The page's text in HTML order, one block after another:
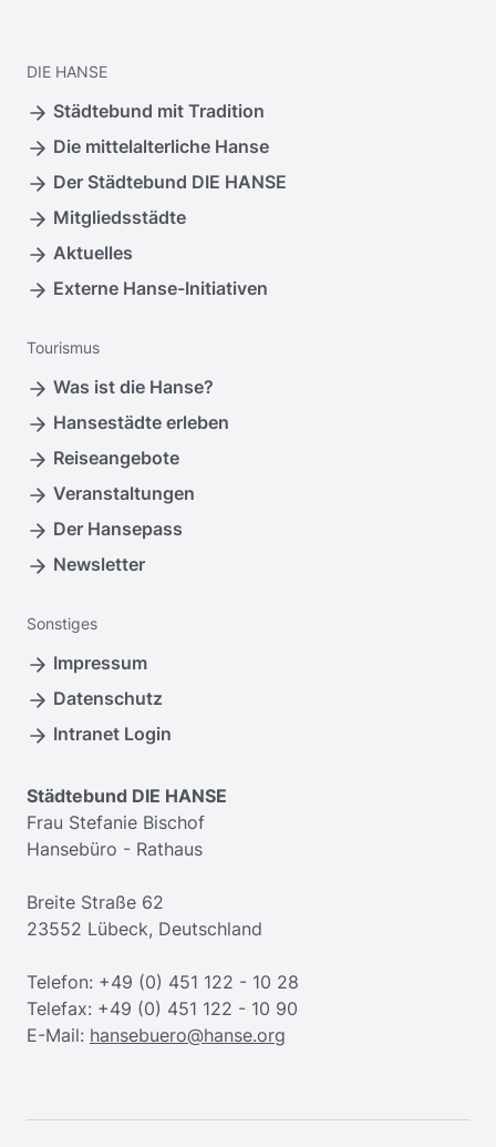
DIE HANSE
Städtebund mit Tradition
Die mittelalterliche Hanse
Der Städtebund DIE HANSE
Mitgliedsstädte
Aktuelles
Externe Hanse-Initiativen
Tourismus
Was ist die Hanse?
Hansestädte erleben
Reiseangebote
Veranstaltungen
Der Hansepass
Newsletter
Sonstiges
Impressum
Datenschutz
Intranet Login
Städtebund DIE HANSE
Frau Stefanie Bischof
Hansebüro - Rathaus
Breite Straße 62
23552 Lübeck, Deutschland
Telefon: +49 (0) 451 122 - 10 28
Telefax: +49 (0) 451 122 - 10 90
E-Mail: hansebuero@hanse.org